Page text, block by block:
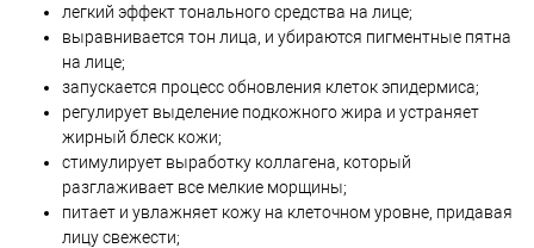
легкий эффект тонального средства на лице;
выравнивается тон лица, и убираются пигментные пятна
на лице;
запускается процесс обновления клеток эпидермиса;
регулирует выделение подкожного жира и устраняет
жирный блеск кожи;
стимулирует выработку коллагена, который
разглаживает все мелкие морщины;
питает и увлажняет кожу на клеточном уровне, придавая
лицу свежести;